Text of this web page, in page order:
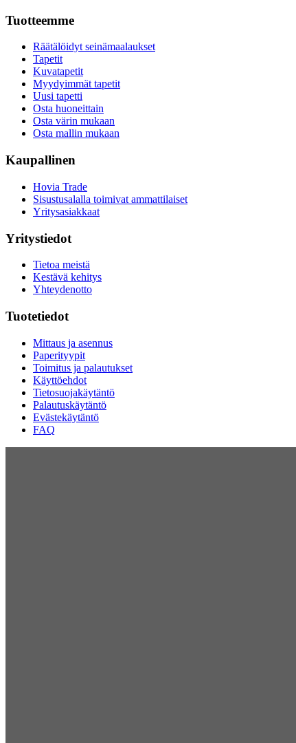
Tuotteemme
Räätälöidyt seinämaalaukset
Tapetit
Kuvatapetit
Myydyimmät tapetit
Uusi tapetti
Osta huoneittain
Osta värin mukaan
Osta mallin mukaan
Kaupallinen
Hovia Trade
Sisustusalalla toimivat ammattilaiset
Yritysasiakkaat
Yritystiedot
Tietoa meistä
Kestävä kehitys
Yhteydenotto
Tuotetiedot
Mittaus ja asennus
Paperityypit
Toimitus ja palautukset
Käyttöehdot
Tietosuojakäytäntö
Palautuskäytäntö
Evästekäytäntö
FAQ